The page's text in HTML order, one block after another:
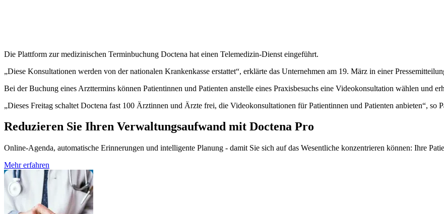
Die Plattform zur medizinischen Terminbuchung Doctena hat einen Telemedizin-Dienst eingeführt.
„Diese Konsultationen werden von der nationalen Krankenkasse erstattet“, erklärte das Unternehmen am 19. März in einer
Bei der Buchung eines Arzttermins können Patientinnen und Patienten anstelle eines Praxisbesuchs eine Videokonsultation wählen und
„Dieses Freitag schaltet Doctena fast 100 Ärztinnen und Ärzte frei, die Videokonsultationen für Patientinnen und Patienten anbieten“, so
Reduzieren Sie Ihren Verwaltungsaufwand mit Doctena Pro
Online-Agenda, automatische Erinnerungen und intelligente Planung - damit Sie sich auf das Wesentliche konzentrieren können: Ihre
Mehr erfahren